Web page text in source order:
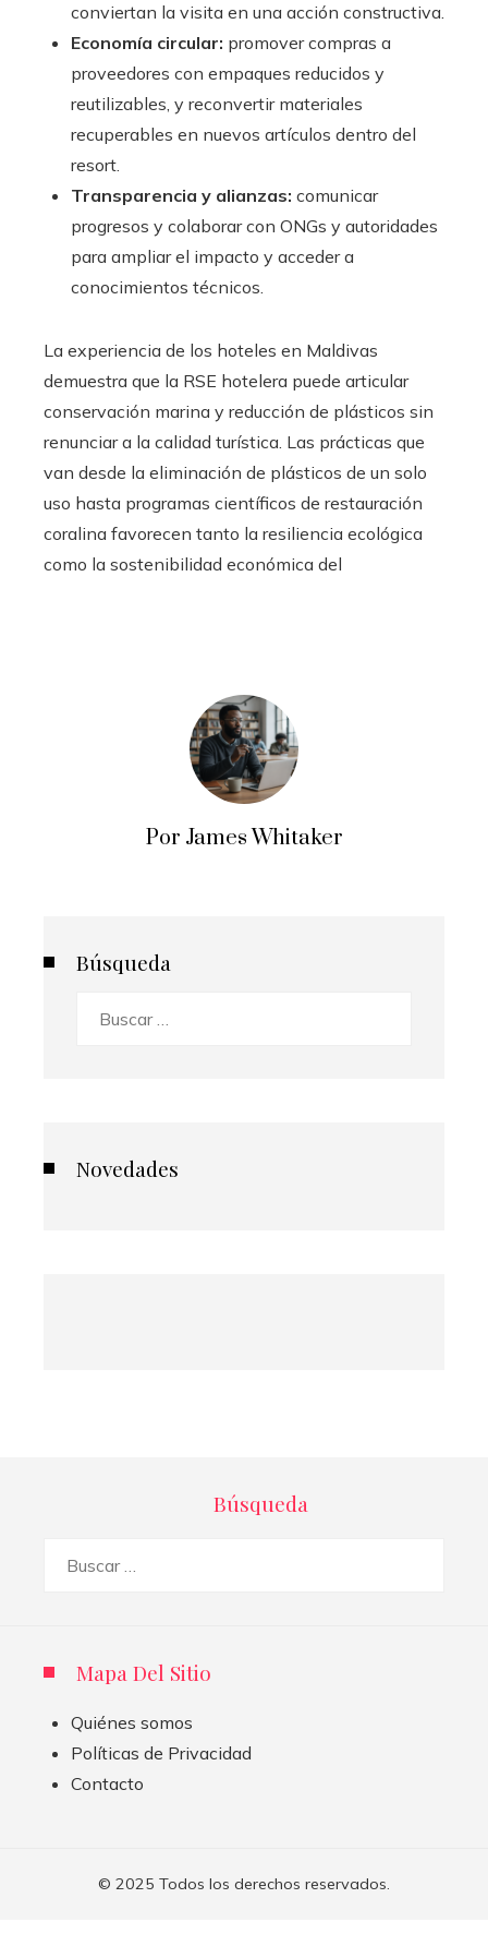
conviertan la visita en una acción constructiva.
Economía circular: promover compras a
proveedores con empaques reducidos y
reutilizables, y reconvertir materiales
recuperables en nuevos artículos dentro del
resort.
Transparencia y alianzas: comunicar
progresos y colaborar con ONGs y autoridades
para ampliar el impacto y acceder a
conocimientos técnicos.
La experiencia de los hoteles en Maldivas
demuestra que la RSE hotelera puede articular
conservación marina y reducción de plásticos sin
renunciar a la calidad turística. Las prácticas que
van desde la eliminación de plásticos de un solo
uso hasta programas científicos de restauración
coralina favorecen tanto la resiliencia ecológica
como la sostenibilidad económica del
Por James Whitaker
Búsqueda
Novedades
Búsqueda
Mapa Del Sitio
Quiénes somos
Políticas de Privacidad
Contacto
© 2025 Todos los derechos reservados.